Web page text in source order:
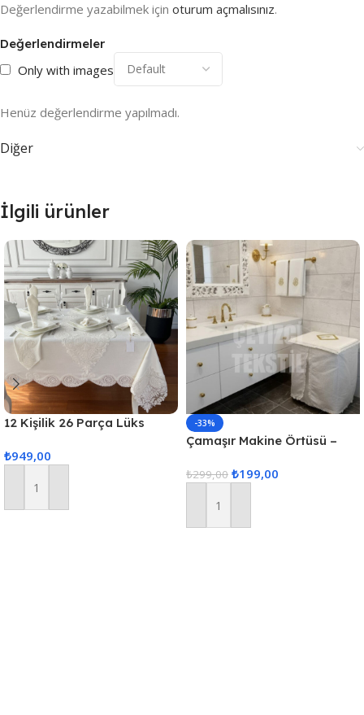
Değerlendirmeler
Only with images
Henüz değerlendirme yapılmadı.
Değerlendirme yazabilmek için oturum açmalısınız.
Diğer
İlgili ürünler
12 Kişilik 26 Parça Lüks
Masa Örtüsü Seti
₺949,00
Sepete Ekle
-33%
Çamaşır Makine Örtüsü –
₺299,00 ₺199,00
Sepete Ekle